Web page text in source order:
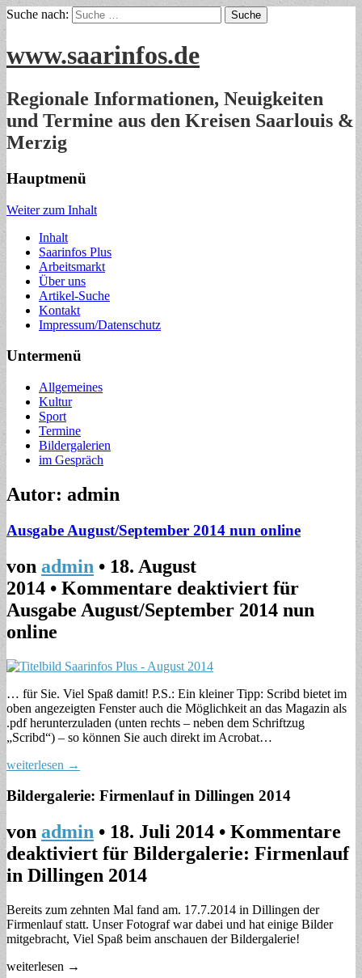
Suche nach:
www.saarinfos.de
Regionale Informationen, Neuigkeiten
und Termine aus den Kreisen Saarlouis &
Merzig
Hauptmenü
Weiter zum Inhalt
Inhalt
Saarinfos Plus
Arbeitsmarkt
Über uns
Artikel-Suche
Kontakt
Impressum/Datenschutz
Untermenü
Allgemeines
Kultur
Sport
Termine
Bildergalerien
im Gespräch
Autor: admin
Ausgabe August/September 2014 nun online
von admin • 18. August
2014 • Kommentare deaktiviert für
Ausgabe August/September 2014 nun
online
… für Sie. Viel Spaß damit! P.S.: Ein kleiner Tipp: Scribd bietet im
oben angezeigten Fenster auch die Möglichkeit an das Magazin als
.pdf herunterzuladen (unten rechts – neben dem Schriftzug
„Scribd“) – so können Sie auch direkt im Acrobat…
weiterlesen →
Bildergalerie: Firmenlauf in Dillingen 2014
von admin • 18. Juli 2014 • Kommentare
deaktiviert für Bildergalerie: Firmenlauf
in Dillingen 2014
Bereits zum zehnten Mal fand am. 17.7.2014 in Dillingen der
Firmenlauf statt. Unser Fotograf war dabei und hat einige Bilder
mitgebracht, Viel Spaß beim anschauen der Bildergalerie!
weiterlesen →